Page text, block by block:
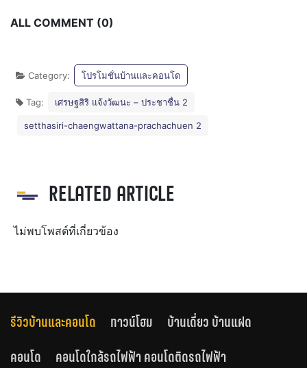
ALL COMMENT (0)
Category: โปรโมชั่นบ้านและคอนโด
Tag: เศรษฐสิริ แจ้งวัฒนะ – ประชาชื่น 2
setthasiri-chaengwattana-prachachuen 2
RELATED ARTICLE
ไม่พบโพสต์ที่เกี่ยวข้อง
รีวิวบ้านและคอนโด ทาวน์โฮม
บ้านเดี่ยว บ้านแฝด
คอนโด
คอนโดใกล้รถไฟฟ้า คอนโดติดรถไฟฟ้า